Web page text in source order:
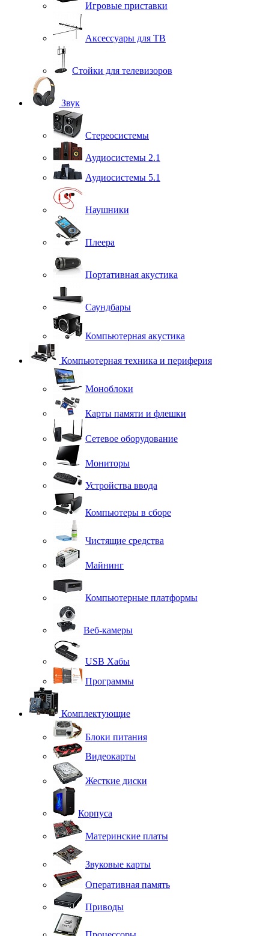
Игровые приставки
Аксессуары для ТВ
Стойки для телевизоров
Звук
Стереосистемы
Аудиосистемы 2.1
Аудиосистемы 5.1
Наушники
Плеера
Портативная акустика
Саундбары
Компьютерная акустика
Компьютерная техника и периферия
Моноблоки
Карты памяти и флешки
Сетевое оборудование
Мониторы
Устройства ввода
Компьютеры в сборе
Чистящие средства
Майнинг
Компьютерные платформы
Веб-камеры
USB Хабы
Программы
Комплектующие
Блоки питания
Видеокарты
Жесткие диски
Корпуса
Материнские платы
Звуковые карты
Оперативная память
Приводы